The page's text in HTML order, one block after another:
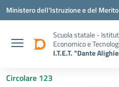
Vai ai contenuti
Vai al menu di navigazione
Vai al footer
Ministero dell'Istruzione e del Merito
Scuola statale -
Economico e
I.T.E.T. "Dante
Circolare 123